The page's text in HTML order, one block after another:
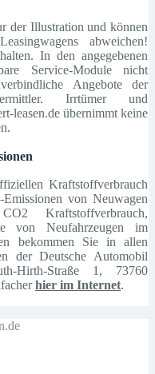
der Illustration und können
abweichen!
In den angegebenen
Service-Module nicht
Angebote der
Irrtümer und
leasen.de übernimmt keine
Kraftstoffverbrauch
von Neuwagen
Kraftstoffverbrauch,
von Neufahrzeugen im
bekommen Sie in allen
der Deutsche Automobil
Hirth-Straße 1, 73760
hier im Internet.